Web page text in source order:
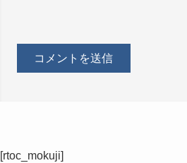
[rtoc_mokuji]